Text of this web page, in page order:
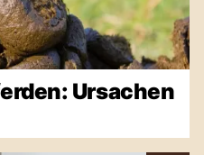
Ursachen